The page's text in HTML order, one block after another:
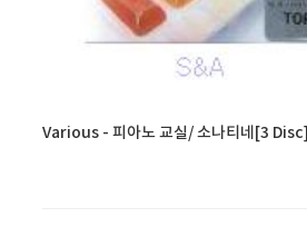
Various - 피아노 교실/ 소나티네[3 Disc]